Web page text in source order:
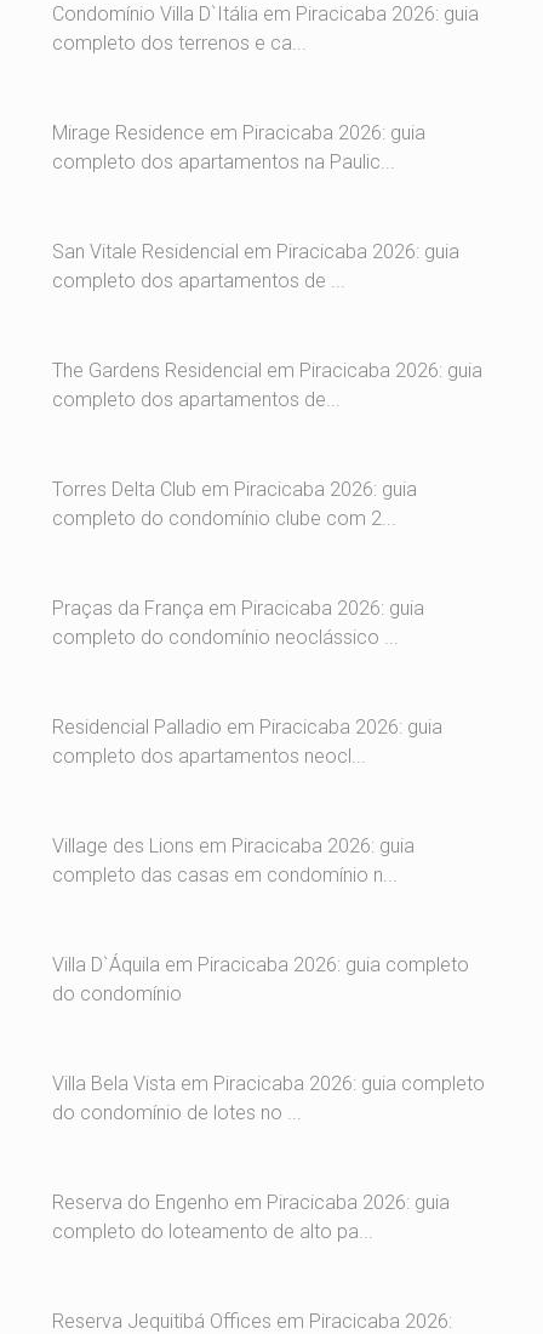
Condomínio Villa D`Itália em Piracicaba 2026: guia
completo dos terrenos e ca...
Mirage Residence em Piracicaba 2026: guia
completo dos apartamentos na Paulic...
San Vitale Residencial em Piracicaba 2026: guia
completo dos apartamentos de ...
The Gardens Residencial em Piracicaba 2026: guia
completo dos apartamentos de...
Torres Delta Club em Piracicaba 2026: guia
completo do condomínio clube com 2...
Praças da França em Piracicaba 2026: guia
completo do condomínio neoclássico ...
Residencial Palladio em Piracicaba 2026: guia
completo dos apartamentos neocl...
Village des Lions em Piracicaba 2026: guia
completo das casas em condomínio n...
Villa D`Áquila em Piracicaba 2026: guia completo
do condomínio
Villa Bela Vista em Piracicaba 2026: guia completo
do condomínio de lotes no ...
Reserva do Engenho em Piracicaba 2026: guia
completo do loteamento de alto pa...
Reserva Jequitibá Offices em Piracicaba 2026: